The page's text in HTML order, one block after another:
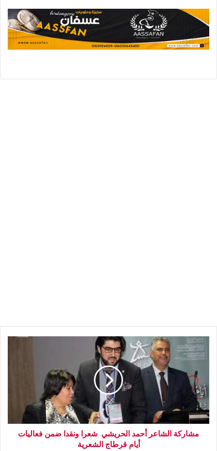
مشاركة الشاعر أحمد الحريشي شعرا ونقدا ضمن فعاليات
أيام قرطاج الشعرية